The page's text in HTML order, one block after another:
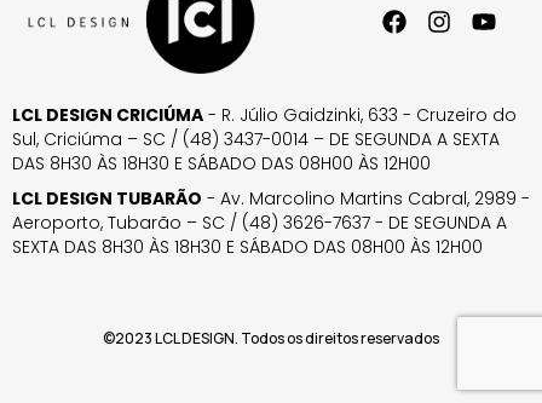
LCL DESIGN CRICIÚMA - R. Júlio Gaidzinki, 633 - Cruzeiro do
Sul, Criciúma – SC / (48) 3437-0014 – DE SEGUNDA A SEXTA
DAS 8H30 ÀS 18H30 E SÁBADO DAS 08H00 ÀS 12H00
LCL DESIGN TUBARÃO - Av. Marcolino Martins Cabral, 2989 -
Aeroporto, Tubarão – SC / (48) 3626-7637 - DE SEGUNDA A
SEXTA DAS 8H30 ÀS 18H30 E SÁBADO DAS 08H00 ÀS 12H00
©2023 LCL DESIGN. Todos os direitos reservados